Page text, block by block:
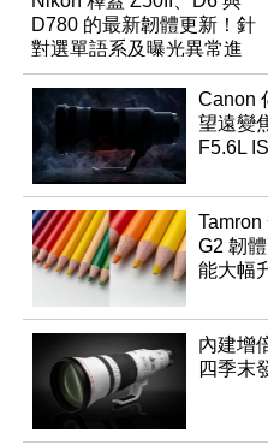
D780 的最新韌體更新！針
對選單語系及曝光異常進
行修復
Canon
望遠變
F5.6L
G2 韌
能大幅
內建增
四季末